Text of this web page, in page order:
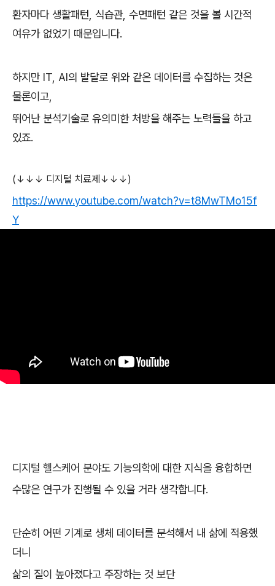
환자마다 생활패턴, 식습관, 수면패턴 같은 것을 볼 시간적
여유가 없었기 때문입니다.
하지만 IT, AI의 발달로 위와 같은 데이터를 수집하는 것은
물론이고,
뛰어난 분석기술로 유의미한 처방을 해주는 노력들을 하고
있죠.
(↓↓↓ 디지털 치료제↓↓↓)
https://www.youtube.com/watch?v=t8MwTMo15f
Y
디지털 헬스케어 분야도 기능의학에 대한 지식을 융합하면
수많은 연구가 진행될 수 있을 거라 생각합니다.
단순히 어떤 기계로 생체 데이터를 분석해서 내 삶에 적용했
더니
삶의 질이 높아졌다고 주장하는 것 보단